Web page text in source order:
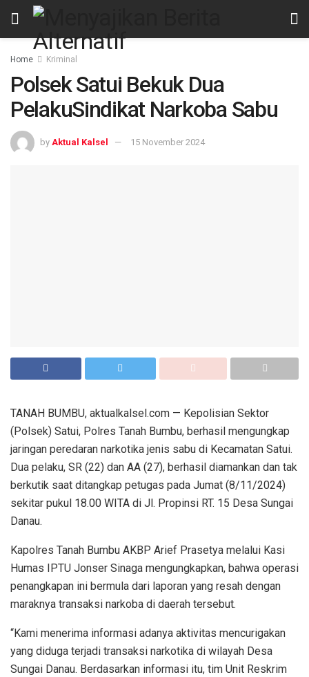
Home Kriminal
Polsek Satui Bekuk Dua
PelakuSindikat Narkoba Sabu
by Aktual Kalsel 15 November 2024
TANAH BUMBU, aktualkalsel.com — Kepolisian Sektor
(Polsek) Satui, Polres Tanah Bumbu, berhasil mengungkap
jaringan peredaran narkotika jenis sabu di Kecamatan Satui.
Dua pelaku, SR (22) dan AA (27), berhasil diamankan dan tak
berkutik saat ditangkap petugas pada Jumat (8/11/2024)
sekitar pukul 18.00 WITA di Jl. Propinsi RT. 15 Desa Sungai
Danau.
Kapolres Tanah Bumbu AKBP Arief Prasetya melalui Kasi
Humas IPTU Jonser Sinaga mengungkapkan, bahwa operasi
penangkapan ini bermula dari laporan yang resah dengan
maraknya transaksi narkoba di daerah tersebut.
“Kami menerima informasi adanya aktivitas mencurigakan
yang diduga terjadi transaksi narkotika di wilayah Desa
Sungai Danau. Berdasarkan informasi itu, tim Unit Reskrim